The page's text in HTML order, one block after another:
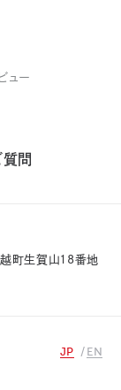
ュー
質問
町生賀山18番地
JP EN